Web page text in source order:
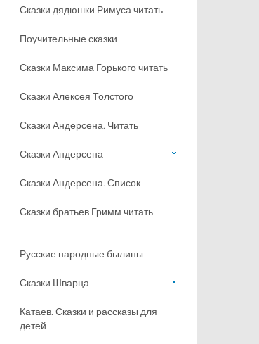
Сказки дядюшки Римуса читать
Поучительные сказки
Сказки Максима Горького читать
Сказки Алексея Толстого
Сказки Андерсена. Читать
Сказки Андерсена
Сказки Андерсена. Список
Сказки братьев Гримм читать
Русские народные былины
Сказки Шварца
Катаев. Сказки и рассказы для
детей